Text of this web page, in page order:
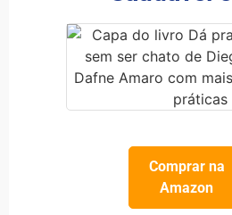
Comprar na
Amazon